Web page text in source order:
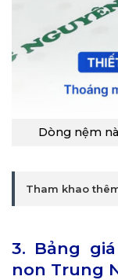
Dòng nệm
Tham khao
3. Bảng
non Trung